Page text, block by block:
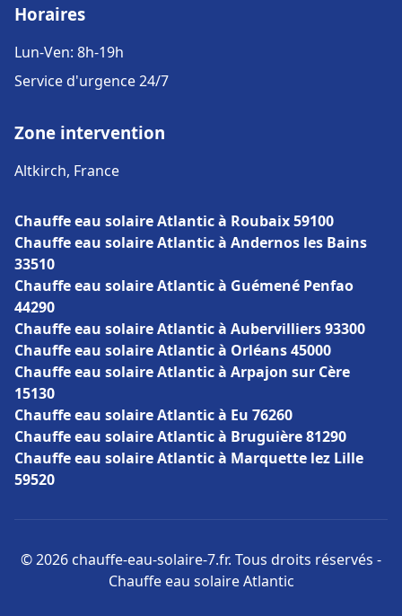
Horaires
Lun-Ven: 8h-19h
Service d'urgence 24/7
Zone intervention
Altkirch, France
Chauffe eau solaire Atlantic à Roubaix 59100
Chauffe eau solaire Atlantic à Andernos les Bains
33510
Chauffe eau solaire Atlantic à Guémené Penfao
44290
Chauffe eau solaire Atlantic à Aubervilliers 93300
Chauffe eau solaire Atlantic à Orléans 45000
Chauffe eau solaire Atlantic à Arpajon sur Cère
15130
Chauffe eau solaire Atlantic à Eu 76260
Chauffe eau solaire Atlantic à Bruguière 81290
Chauffe eau solaire Atlantic à Marquette lez Lille
59520
© 2026 chauffe-eau-solaire-7.fr. Tous droits réservés -
Chauffe eau solaire Atlantic